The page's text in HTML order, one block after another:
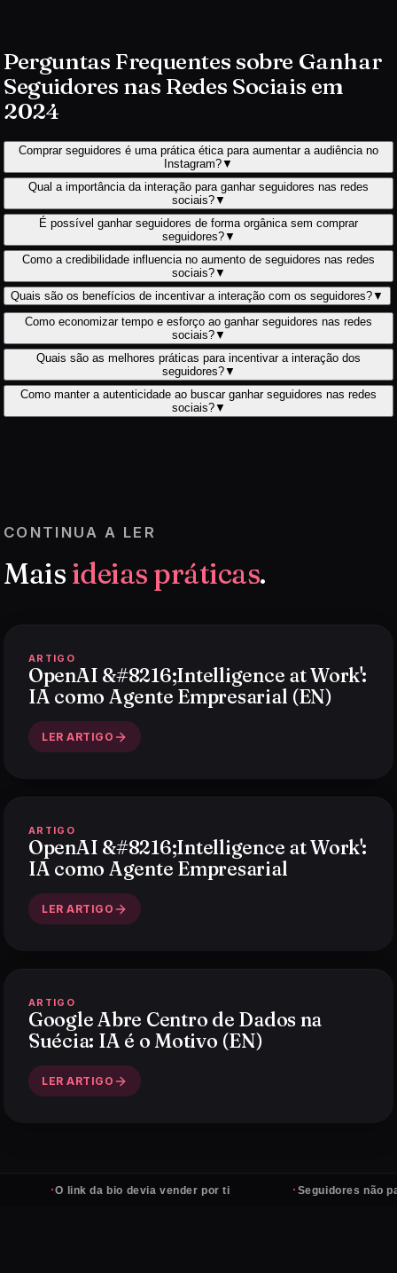
Perguntas Frequentes sobre Ganhar
Seguidores nas Redes Sociais em
2024
Comprar seguidores é uma prática ética para aumentar a audiência no
Instagram?▼
Qual a importância da interação para ganhar seguidores nas redes
sociais?▼
É possível ganhar seguidores de forma orgânica sem comprar
seguidores?▼
Como a credibilidade influencia no aumento de seguidores nas redes
sociais?▼
Quais são os benefícios de incentivar a interação com os seguidores?▼
Como economizar tempo e esforço ao ganhar seguidores nas redes
sociais?▼
Quais são as melhores práticas para incentivar a interação dos
seguidores?▼
Como manter a autenticidade ao buscar ganhar seguidores nas redes
sociais?▼
CONTINUA A LER
Mais ideias práticas.
ARTIGO
OpenAI &#8216;Intelligence at Work':
IA como Agente Empresarial (EN)
LER ARTIGO
ARTIGO
OpenAI &#8216;Intelligence at Work':
IA como Agente Empresarial
LER ARTIGO
ARTIGO
Google Abre Centro de Dados na
Suécia: IA é o Motivo (EN)
LER ARTIGO
O link da bio devia vender por ti Seguidores não pagam